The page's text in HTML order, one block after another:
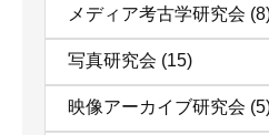
メディア考古学研究会
写真研究会 (15)
映像アーカイブ研究会